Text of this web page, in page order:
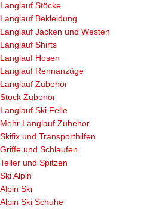
Langlauf Stöcke
Langlauf Bekleidung
Langlauf Jacken und Westen
Langlauf Shirts
Langlauf Hosen
Langlauf Rennanzüge
Langlauf Zubehör
Stock Zubehör
Langlauf Ski Felle
Mehr Langlauf Zubehör
Skifix und Transporthilfen
Griffe und Schlaufen
Teller und Spitzen
Ski Alpin
Alpin Ski
Alpin Ski Schuhe